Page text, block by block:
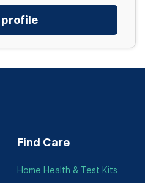
profile
Find Care
Home Health & Test Kits